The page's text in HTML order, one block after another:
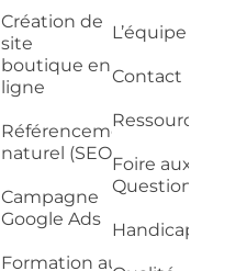
Création de
site
boutique en
ligne
Référencement
naturel (SEO)
Campagne
Google Ads
Formation au
L’équipe
Contact
Ressources
Foire aux
Questions
Handicap